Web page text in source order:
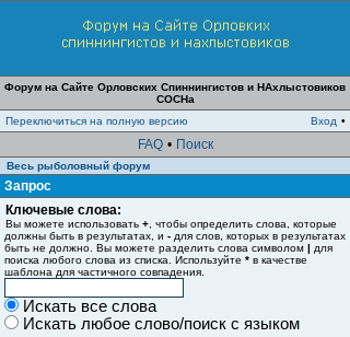
Форум на Сайте Орловских Спиннингистов и НАхлыстовиков
СОСНа
Переключиться на полную версию
Вход •
FAQ • Поиск
Весь рыболовный форум
Запрос
Ключевые слова:
Вы можете использовать + , чтобы определить слова, которые
должны быть в результатах, и - для слов, которых в результатах
быть не должно. Вы можете разделить слова символом | для
поиска любого слова из списка. Используйте * в качестве
шаблона для частичного совпадения.
Искать все слова
Искать любое слово/поиск с языком